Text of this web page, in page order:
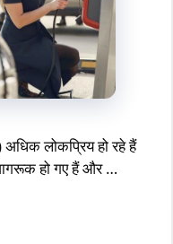
लोकप्रिय हो रहे हैं
हो गए हैं और …